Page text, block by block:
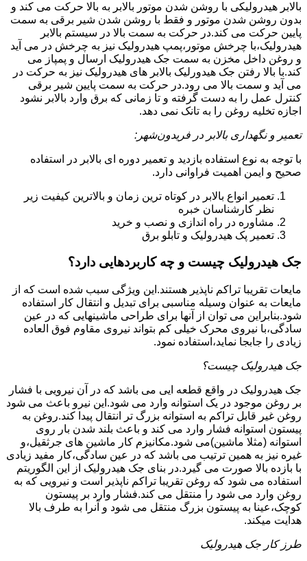
بالابر هیدرولیکی با روشن شدن موتور بالابر به بالا حرکت می کند و
بدون روشن شدن موتور و فقط با روشن شدن شیر برقی به سمت
پایین حرکت می کند.در حرکت به سمت بالا در سیستم بالابر
هیدرولیک،با چرخش موتور،پمپ هیدرولیک نیز به چرخش در می آید
و روغن داخل مخزن به سمت جک هیدرولیک ارسال و پمپاز می
کند.با بالا رفتن جک هیدورلیک بالابر های هیدرولیک نیز به حرکت در
می آید و سمت بالا می رود.در حرکت به سمت پایین شیر برقی
کنترل عمل را به دست گرفته و تا زمانی که برق وارد بالابر نشود
اجازه تخلیه روغن را به تانک نمی دهد.
تعمیر و نگهداری بالابر در فریدون‌شهر:
با توجه به نوع استفاده بازدید و تعمیر دوره ای بالابر در استفاده
صحیح و ایمن اهمیت فراوانی دارد.
تعمیر انواع بالابر در کوتاه ترین زمان و بالاترین کیفیت زیر
نظر کارشناسان خبره
مشاوره در راه اندازی و نصب و خرید
تعمیر پک هیدرولیک و تابلو برق
جک هیدرولیک چیست و چه کاربردهایی دارد؟
مایعات تقریبا تراکم ناپذیر هستند.این ویژگی سبب شده است که از
مایعات به عنوان وسیله مناسبی برای تبدیل و انتقال کار استفاده
شود.بنابراین می توان از آنها برای طراحی ماشینهایی که در عین
سادگی،با نیروی محرک خیلی کم بتواند نیروی مقاوم فوق العاده
زیادی را جابجا نماید،استفاده نمود.
جک هیدرولیک چیست؟
جک هیدرولیک در واقع قطعه ایی می باشد که در آن نیرویی با فشار
بر روغن موجود در یک استوانه وارد می شود.این نیرو باعث می شود
روغن غیر قابل تراکم به استوانه بزرگ تر انتقال پیدا کند.روغن به
پیستون استوانه فشار وارد می کند و باعث بلند شدن بار روی
استوانه (مثلا ماشین)می شود.مکانیزم کار ماشین های جرثقیل،و
غیره نیز به همین ترتیب می باشد که در عین سادگی،کار مفید زیادی
با بازده بالا صورت می گیرد.در بنای جک هیدرولیک از این الگوریتم
استفاده می شود که روغن تقریبا تراکم ناپذیر است و نیرویی که به
روغن وارد می شود را منتقل می کند.فشار وارد بر پیستون
کوچک،عینا به پیستون بزرگ منتقل می شود و آنرا به طرف بالا
هدایت میکند.
طرز کار جک هیدرولیک